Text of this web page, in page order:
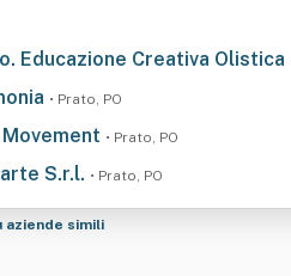
Educazione Creativa Olistica
• Prato, PO
• Prato, PO
S.r.l. • Prato, PO
aziende simili